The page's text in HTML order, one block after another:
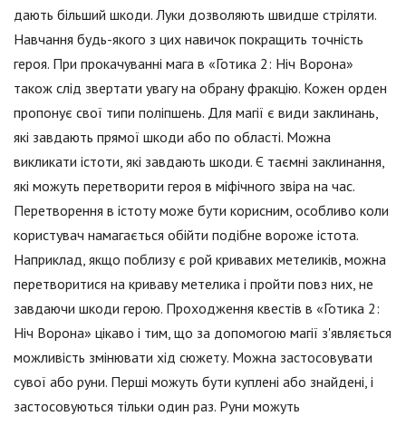
дають більший шкоди. Луки дозволяють швидше стріляти.
Навчання будь-якого з цих навичок покращить точність
героя. При прокачуванні мага в «Готика 2: Ніч Ворона»
також слід звертати увагу на обрану фракцію. Кожен орден
пропонує свої типи поліпшень. Для магії є види заклинань,
які завдають прямої шкоди або по області. Можна
викликати істоти, які завдають шкоди. Є таємні заклинання,
які можуть перетворити героя в міфічного звіра на час.
Перетворення в істоту може бути корисним, особливо коли
користувач намагається обійти подібне вороже істота.
Наприклад, якщо поблизу є рой кривавих метеликів, можна
перетворитися на криваву метелика і пройти повз них, не
завдаючи шкоди герою. Проходження квестів в «Готика 2:
Ніч Ворона» цікаво і тим, що за допомогою магії з'являється
можливість змінювати хід сюжету. Можна застосовувати
сувої або руни. Перші можуть бути куплені або знайдені, і
застосовуються тільки один раз. Руни можуть